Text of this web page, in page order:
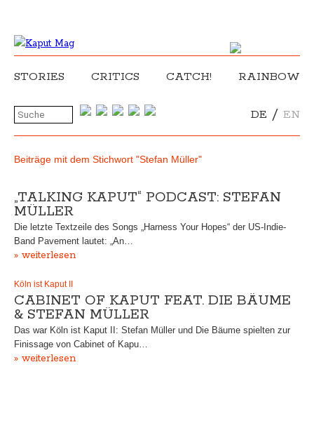
STORIES CRITICS CATCH! RAINBOW
DE / EN
Beiträge mit dem Stichwort "Stefan Müller"
„TALKING KAPUT“ PODCAST: STEFAN
MÜLLER
Die letzte Textzeile des Songs „Harness Your Hopes“ der US-Indie-
Band Pavement lautet: „An…
» weiterlesen
Köln ist Kaput II
CABINET OF KAPUT FEAT. DIE BÄUME
& STEFAN MÜLLER
Das war Köln ist Kaput II: Stefan Müller und Die Bäume spielten zur
Finissage von Cabinet of Kapu…
» weiterlesen